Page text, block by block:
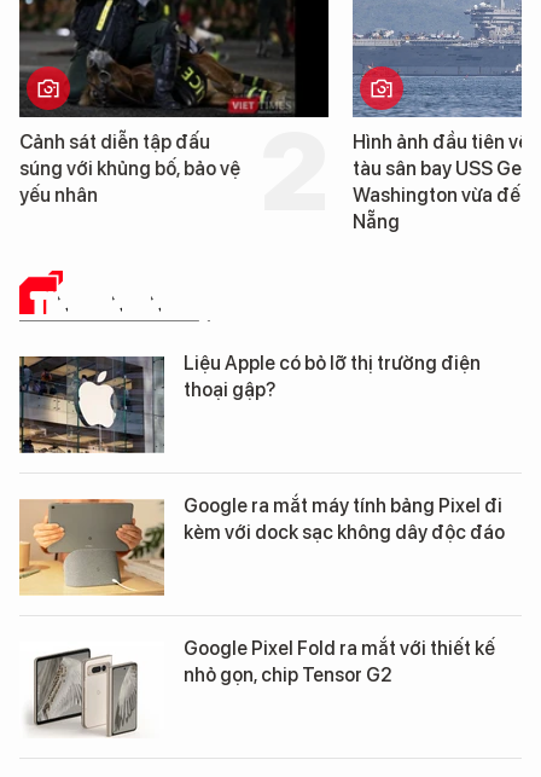
Hình ảnh đầu tiên về siêu
tàu sân bay USS George
Washington vừa đến Đà
Cận cảnh chiến
tống tàu sân
George
TIN CÔNG NGHỆ
Liệu Apple có bỏ lỡ thị trường điện
thoại gập?
Google ra mắt máy tính bảng Pixel đi
kèm với dock sạc không dây độc đáo
Google Pixel Fold ra mắt với thiết kế
nhỏ gọn, chip Tensor G2